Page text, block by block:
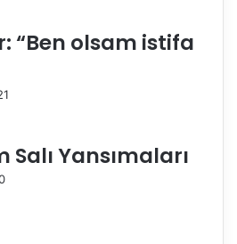
“Ben olsam istifa
Salı Yansımaları